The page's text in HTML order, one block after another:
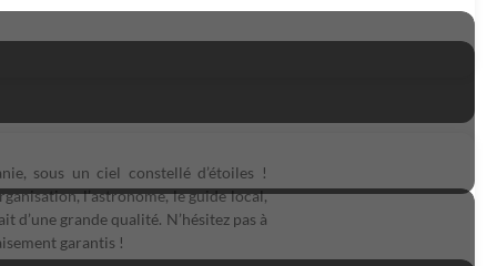
sous un ciel constellé d’étoiles !
l’astronome, le guide local,
grande qualité. N’hésitez pas à
garantis !